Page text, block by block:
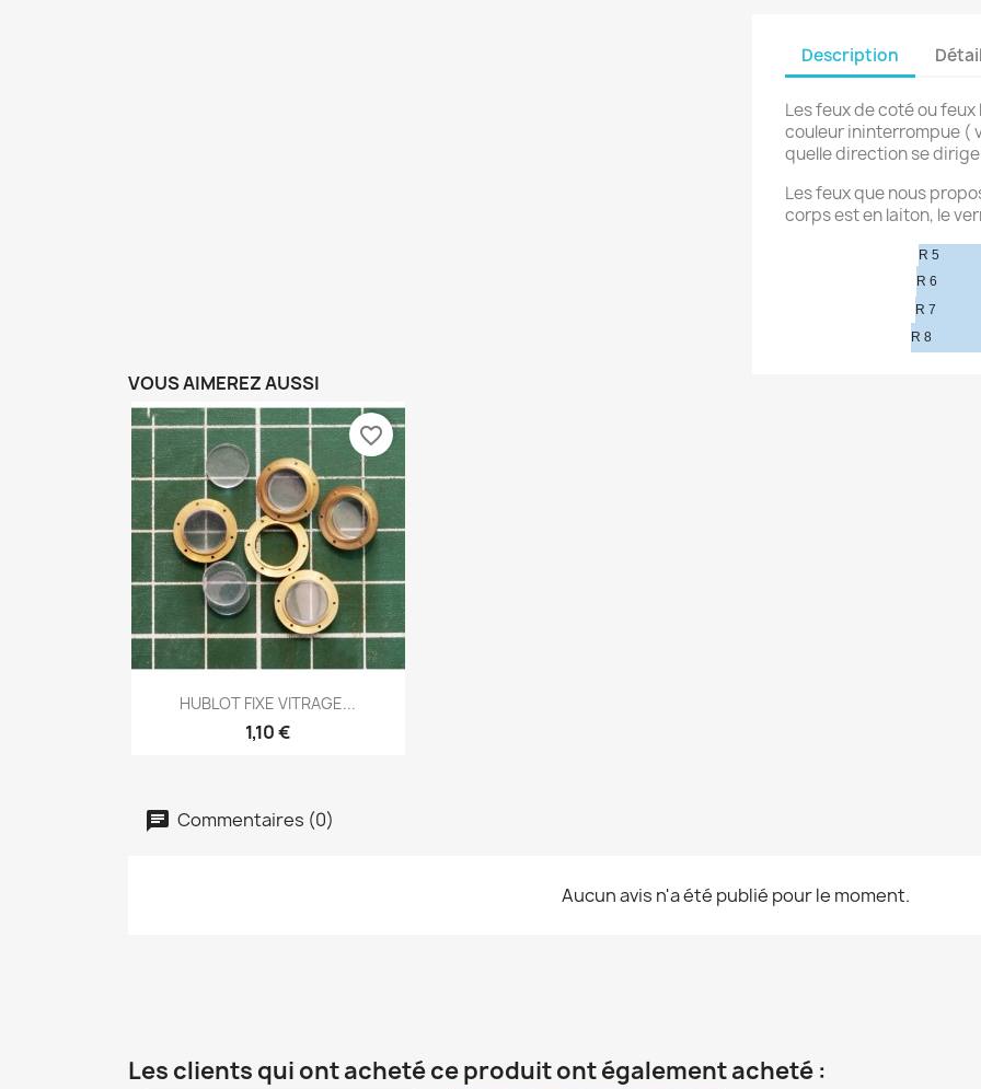
Description
Les feux de coté ou
couleur ininterrompue (
quelle direction se
Les feux que nous
corps est en laiton, le
R 5
R 6
R 7
R 8
VOUS AIMEREZ AUSSI
Aperçu rapide
HUBLOT FIXE VITRAGE...
1,10 €
favorite_border
Commentaires (0)
Aucun avis n'a été publié pour le moment.
Les clients qui ont acheté ce produit ont également acheté :